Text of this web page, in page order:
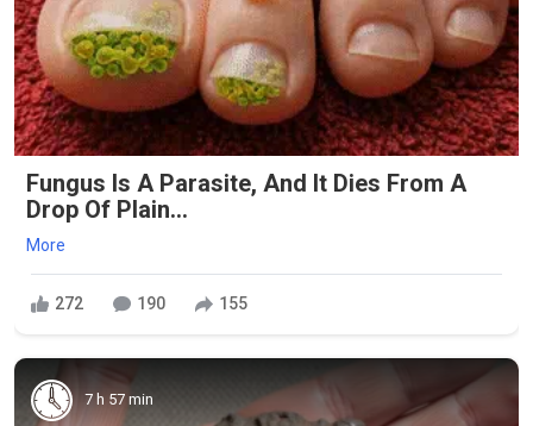
Fungus Is A Parasite, And It Dies From A
Drop Of Plain...
More
272 190 155
7 h 57 min